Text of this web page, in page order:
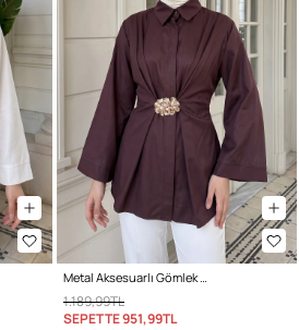
Metal Aksesuarlı Gömlek Y0142 - MÜRDÜM
1.189,99TL
SEPETTE951,99TL